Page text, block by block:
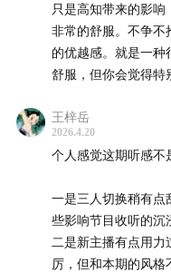
神经多样性（
脑的发育和运作方式
ADHD、孤独症、阅读
部分。
Hyperactivity
现为注意力难以持续、
儿童，也延续至成年期
只是高知带来的影
非常的舒服。不争不
的优越感。就是一种
舒服，但你会觉得特
王梓岳
2026.4.20
个人感觉这期听感不
一是三人切换稍有点
些影响节目收听的沉
二是新主播有点用
厉，但和本期的风格